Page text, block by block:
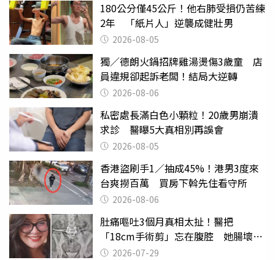
180公分僅45公斤！他右肺受損仍苦練
2年 「紙片人」逆襲成健壯男
2026-08-05
獨／德朗火鍋招牌雞湯燙傷3歲童 店
員違規卻起訴老闆！結局大逆轉
2026-08-06
私密處長滿白色小顆粒！20歲男崩潰
求診 醫曝5大真相別再誤會
2026-08-05
香港盜刷手1／抽成45%！港男3度來
台爽撈百萬 買房下斡先住看守所
2026-08-06
肚痛嘔吐3個月真相太扯！醫把
「18cm手術剪」忘在腹腔 她腸壞死
險喪命
2026-07-29